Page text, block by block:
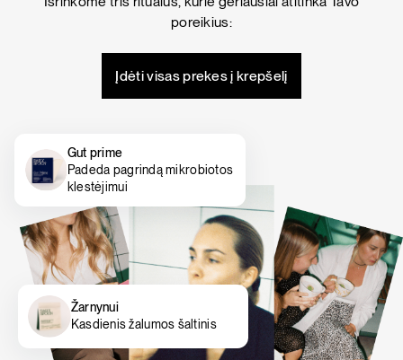
poreikius:
Įdėti visas prekes į krepšelį
Gut prime
Padeda pagrindą mikrobiotos
klestėjimui
Žarnynui
Kasdienis žalumos šaltinis